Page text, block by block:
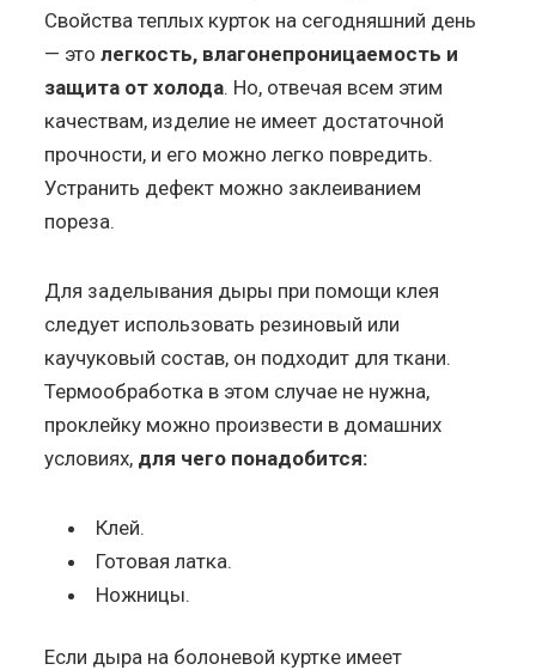
Свойства теплых курток на сегодняшний день
— этолегкость, влагонепроницаемость и
защита от холода. Но, отвечая всем этим
качествам, изделие не имеет достаточной
прочности, и его можно легко повредить.
Устранить дефект можно заклеиванием
пореза.
Для заделывания дыры при помощи клея
следует использовать резиновый или
каучуковый состав, он подходит для ткани.
Термообработка в этом случае не нужна,
проклейку можно произвести в домашних
условиях, для чего понадобится:
Клей.
Готовая латка.
Ножницы.
Если дыра на болоневой куртке имеет